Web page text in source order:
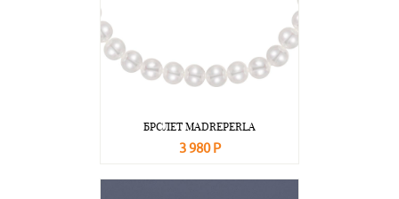
БРСЛЕТ MADREPERLA
3 980 Р